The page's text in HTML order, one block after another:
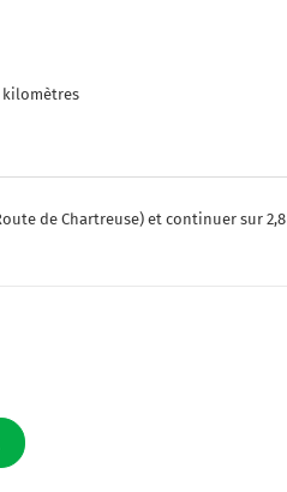
kilomètres
de Chartreuse) et continuer sur 2,8
Ouest) et continuer sur 800